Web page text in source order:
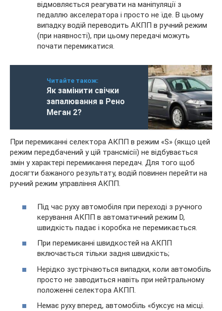
відмовляється реагувати на маніпуляції з
педаллю акселератора і просто не їде. В цьому
випадку водій переводить АКПП в ручний режим
(при наявності), при цьому передачі можуть
почати перемикатися.
Читайте також:
Як замінити свічки
запалювання в Рено
Меган 2?
При перемиканні селектора АКПП в режим «S» (якщо цей
режим передбачений у цій трансмісії) не відбувається
змін у характері перемикання передач. Для того щоб
досягти бажаного результату, водій повинен перейти на
ручний режим управління АКПП.
Під час руху автомобіля при переході з ручного
керування АКПП в автоматичний режим D,
швидкість падає і коробка не перемикається.
При перемиканні швидкостей на АКПП
включається тільки задня швидкість;
Нерідко зустрічаються випадки, коли автомобіль
просто не заводиться навіть при нейтральному
положенні селектора АКПП.
Немає руху вперед, автомобіль «буксує на місці.